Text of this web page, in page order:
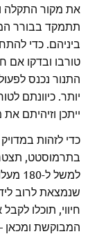
את מקור התקלה
תתמקד בבורר
ביניהם. כדי
טורבו ובדקו אם
התנור נכנס
יותר. כיוונתם
ייתכן וזיהיתם
כדי לזהות
בתרמוסטט,
שנמצאת לרוב
חיווי, תוכלו
המבוקשת ומכאן